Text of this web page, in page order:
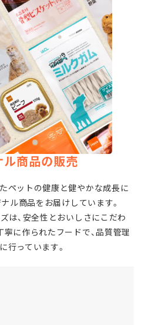
商品の販売
ペットの健康と健やかな成長に
ル商品をお届けしています。
は、安全性とおいしさにこだわ
寧に作られたフードで、品質管理
行っています。